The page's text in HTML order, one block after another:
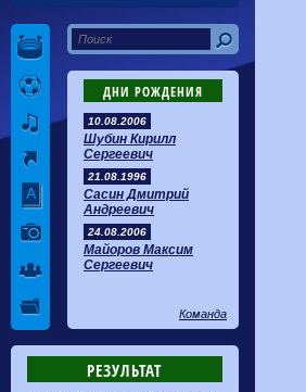
ДНИ РОЖДЕНИЯ
10.08.2006
Шубин Кирилл
Сергеевич
21.08.1996
Сасин Дмитрий
Андреевич
24.08.2006
Майоров Максим
Сергеевич
Команда
РЕЗУЛЬТАТ